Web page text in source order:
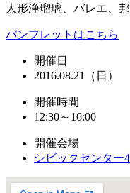
人形浄瑠璃、バレエ、
パンフレットはこちら
開催日
2016.08.21（日）
開催時間
12:30～16:00
開催会場
シビックセンタ